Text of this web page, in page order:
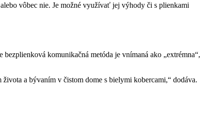
vôbec nie. Je možné využívať jej výhody či s plienkami
komunikačná metóda je vnímaná ako „extrémna“,
a bývaním v čistom dome s bielymi kobercami,“ dodáva.